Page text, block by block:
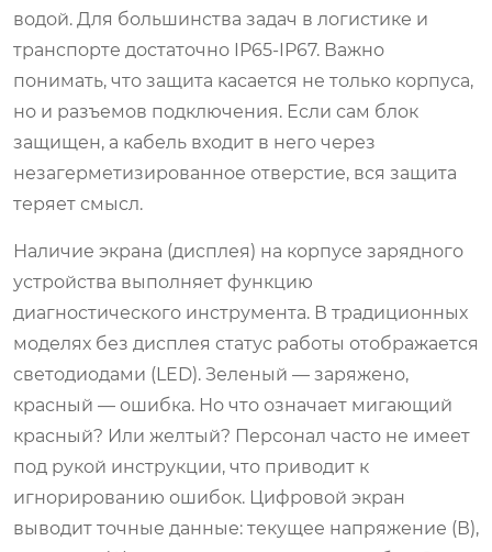
водой. Для большинства задач в логистике и
транспорте достаточно IP65-IP67. Важно
понимать, что защита касается не только корпуса,
но и разъемов подключения. Если сам блок
защищен, а кабель входит в него через
незагерметизированное отверстие, вся защита
теряет смысл.
Наличие экрана (дисплея) на корпусе зарядного
устройства выполняет функцию
диагностического инструмента. В традиционных
моделях без дисплея статус работы отображается
светодиодами (LED). Зеленый — заряжено,
красный — ошибка. Но что означает мигающий
красный? Или желтый? Персонал часто не имеет
под рукой инструкции, что приводит к
игнорированию ошибок. Цифровой экран
выводит точные данные: текущее напряжение (В),